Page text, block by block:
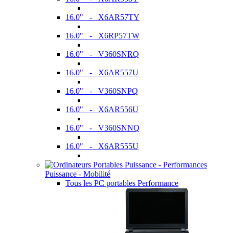
16.0" - X6AR57TY
16.0" - X6RP57TW
16.0" - V360SNRQ
16.0" - X6AR557U
16.0" - V360SNPQ
16.0" - X6AR556U
16.0" - V360SNNQ
16.0" - X6AR555U
Puissance - Mobilité
Tous les PC portables Performance